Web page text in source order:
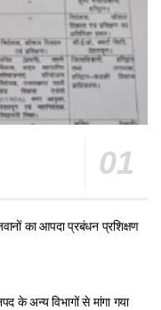
का आपदा प्रबंधन प्रशिक्षण
अन्य विभागों से मांगा गया